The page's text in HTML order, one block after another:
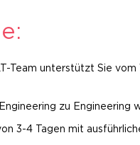
Team unterstützt Sie
zu Engineering
3-4 Tagen mit